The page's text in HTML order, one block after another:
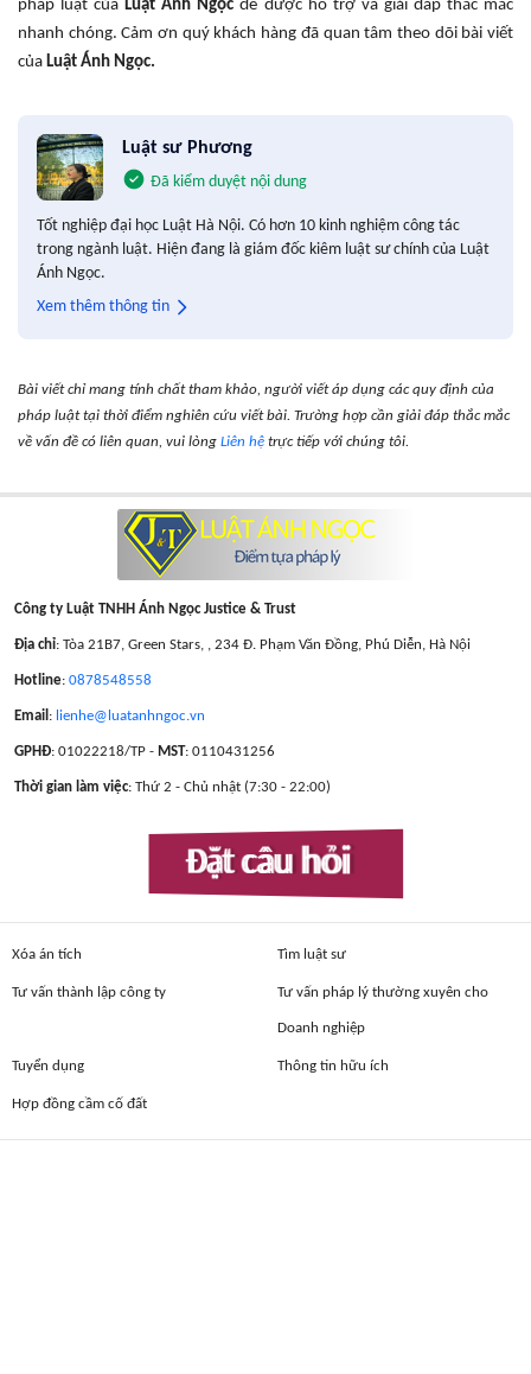
pháp luật của Luật Ánh Ngọc để được hỗ trợ và giải đáp thắc mắc
nhanh chóng. Cảm ơn quý khách hàng đã quan tâm theo dõi bài viết
của Luật Ánh Ngọc.
Luật sư Phương
Đã kiểm duyệt nội dung
Tốt nghiệp đại học Luật Hà Nội. Có hơn 10 kinh nghiệm công tác
trong ngành luật. Hiện đang là giám đốc kiêm luật sư chính của Luật
Ánh Ngọc.
Xem thêm thông tin
Bài viết chỉ mang tính chất tham khảo, người viết áp dụng các quy định của
pháp luật tại thời điểm nghiên cứu viết bài. Trường hợp cần giải đáp thắc mắc
về vấn đề có liên quan, vui lòng Liên hệ trực tiếp với chúng tôi.
Công ty Luật TNHH Ánh Ngọc Justice & Trust
Địa chỉ: Tòa 21B7, Green Stars, , 234 Đ. Phạm Văn Đồng, Phú Diễn, Hà Nội
Hotline: 0878548558
Email : lienhe@luatanhngoc.vn
GPHĐ: 01022218/TP - MST: 0110431256
Thời gian làm việc: Thứ 2 - Chủ nhật (7:30 - 22:00)
Đặt câu hỏi
Xóa án tích Tìm luật sư
Tư vấn thành lập công ty Tư vấn pháp lý thường xuyên cho
Doanh nghiệp
Tuyển dụng Thông tin hữu ích
Hợp đồng cầm cố đất